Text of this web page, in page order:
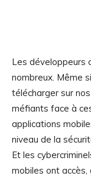
Les développeurs
nombreux. Même
télécharger sur
méfiants face à
applications
niveau de la
Et les
mobiles ont